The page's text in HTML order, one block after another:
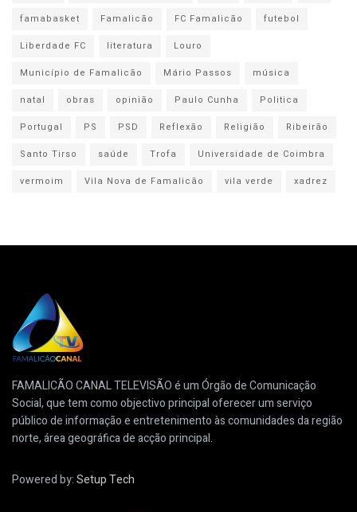
famabasket
Famalicão FC Famalicão
futebol
Liberdade FC
literatura
Louro
Município de Famalicão
Mário Passos
música
natal
obras opinião Paulo Cunha
Politica
Portugal
PS PSD Reflexão Religião
Ribeirão
Santo Tirso
saúde Trofa
Universidade de Coimbra
vermoim
Vila Nova de Famalicão vila verde xadrez
FAMALICÃO CANAL TELEVISÃO é um Órgão de Comunicação
Social, que tem como objectivo principal oferecer um serviço
público de informação e entretenimento às comunidades da região
norte, área geográfica de acção principal.
Powered by:Setup Tech